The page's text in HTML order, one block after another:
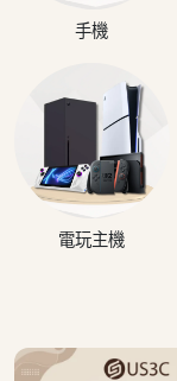
手機
電玩主機